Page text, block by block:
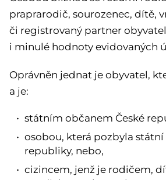
praprarodič, sourozenec, dítě,
či registrovaný partner
i minulé hodnoty evidovaných
Oprávněn jednat je obyvatel,
a je:
státním občanem České
osobou, která pozbyla státní
republiky, nebo,
cizincem, jenž je rodičem,